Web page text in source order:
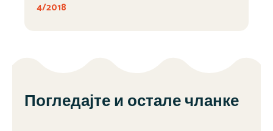
4/2018
Погледајте и остале чланке